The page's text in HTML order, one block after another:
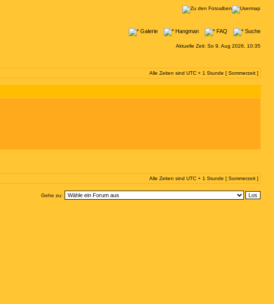
Galerie Hangman FAQ Suche
Aktuelle Zeit: So 9. Aug 2026, 10:35
Alle Zeiten sind UTC + 1 Stunde [ Sommerzeit ]
Alle Zeiten sind UTC + 1 Stunde [ Sommerzeit ]
Gehe zu: